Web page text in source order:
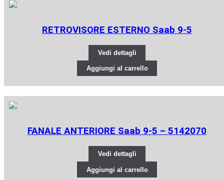
RETROVISORE ESTERNO Saab 9-5
Vedi dettagli
Aggiungi al carrello
FANALE ANTERIORE Saab 9-5 – 5142070
Vedi dettagli
Aggiungi al carrello